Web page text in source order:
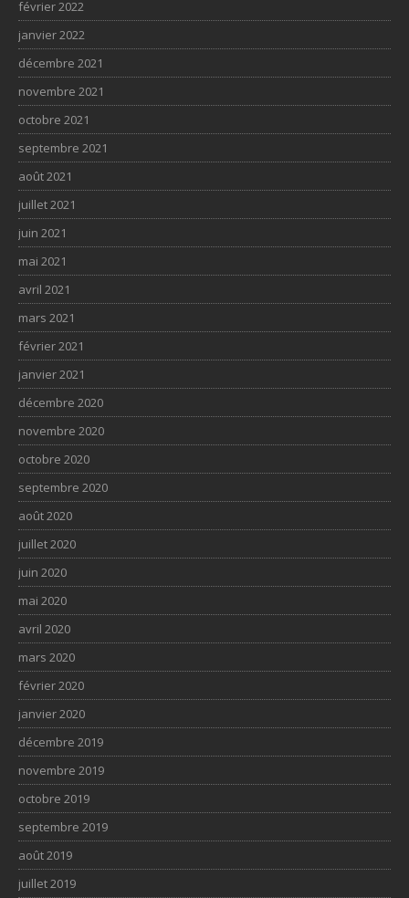
février 2022
janvier 2022
décembre 2021
novembre 2021
octobre 2021
septembre 2021
août 2021
juillet 2021
juin 2021
mai 2021
avril 2021
mars 2021
février 2021
janvier 2021
décembre 2020
novembre 2020
octobre 2020
septembre 2020
août 2020
juillet 2020
juin 2020
mai 2020
avril 2020
mars 2020
février 2020
janvier 2020
décembre 2019
novembre 2019
octobre 2019
septembre 2019
août 2019
juillet 2019